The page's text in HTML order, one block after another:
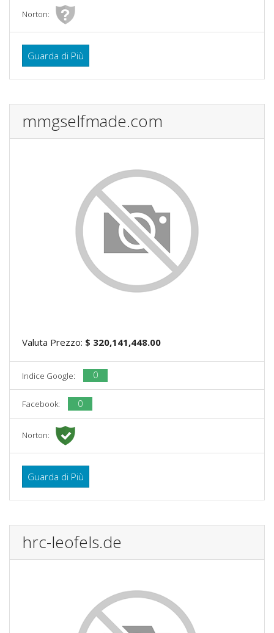
Norton:
Guarda di Più
mmgselfmade.com
Valuta Prezzo: $ 320,141,448.00
Indice Google: 0
Facebook: 0
Norton:
Guarda di Più
hrc-leofels.de